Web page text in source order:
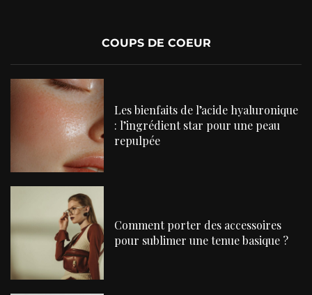
COUPS DE COEUR
Les bienfaits de l’acide hyaluronique
: l’ingrédient star pour une peau
repulpée
Comment porter des accessoires
pour sublimer une tenue basique ?